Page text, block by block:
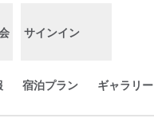
サインイン
宿泊プラン ギャラリー